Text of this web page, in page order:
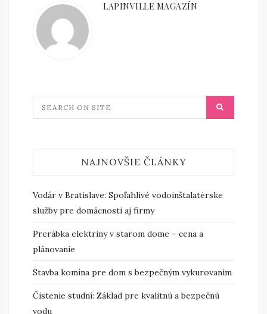
LAPINVILLE MAGAZÍN
NAJNOVŠIE ČLÁNKY
Vodár v Bratislave: Spoľahlivé vodoinštalatérske
služby pre domácnosti aj firmy
Prerábka elektriny v starom dome – cena a
plánovanie
Stavba komína pre dom s bezpečným vykurovaním
Čistenie studní: Základ pre kvalitnú a bezpečnú
vodu